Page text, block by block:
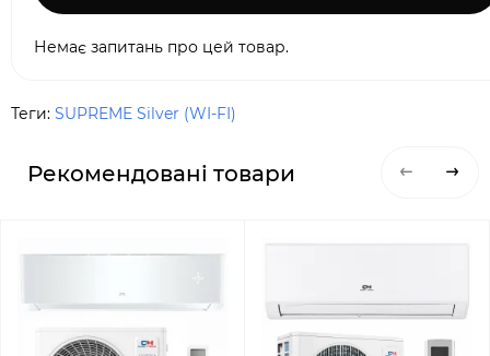
Немає запитань про цей товар.
Теги: SUPREME Silver (WI-FI)
Рекомендовані товари